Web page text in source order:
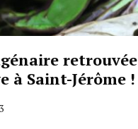
retrouvée
à Saint-Jérôme !